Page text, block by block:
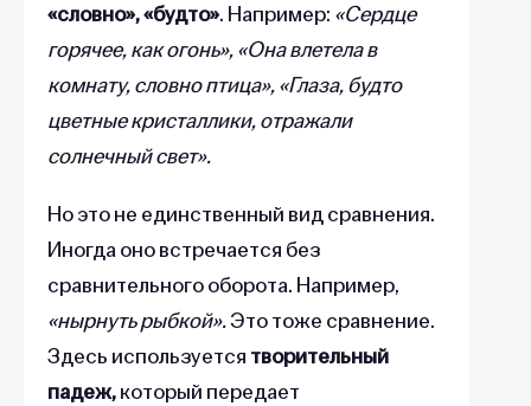
«словно», «будто». Например: «Сердце
горячее, как огонь», «Она влетела в
комнату, словно птица», «Глаза, будто
цветные кристаллики, отражали
солнечный свет».
Но это не единственный вид сравнения.
Иногда оно встречается без
сравнительного оборота. Например,
«нырнуть рыбкой».Это тоже сравнение.
Здесь используется творительный
падеж,который передает